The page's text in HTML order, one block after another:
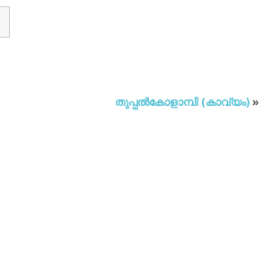
തുപ്പൽകോളാമ്പി (കാവ്യം)»